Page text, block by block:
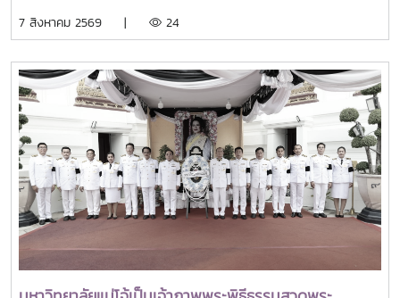
ได้รับเกียรติจาก ศาสตราจารย์ ดร.ยศชนัน วงศ์สวัสดิ์ รองนายก
วิทยาศาสตร์ วิจัยและนวัตกรรม เป็นประธานเปิดงาน ณ โรงแรม
เซ็นทารา แกรนด์ แอท เซ็นทรัลพลาซ่าลาดพร้าว กทม.สำหรับ
การประชุม Thai University Presidential Forum 2026 มี
นายดนุพร ปุณณกันต์ ผู้ช่วยรัฐมนตรีประจำกระทรวง อว.
ทพญ.ศรีญาดา ปาลิมาพันธ์ ที่ปรึกษา รมว.อว. ศ.ดร.ศุภชัย
ปทุมนากุล ปลัดกระทรวง อว. ดร.พันธุ์เพิ่มศักดิ์ อารุณี รองปลัด
กระทรวง อว. นางศรินยา สาขากร ผู้ช่วยปลัดกระทรวง อว.
คณะผู้บริหารหน่วยงานในกระทรวง อว. Professor Tan Eng
Chye, President, National University of Singapore
Professor Yang Bin , Vice Chancellor, Tsinghua
University Council Professor Tan Eng Chye อธิการบดี
7 สิงหาคม 2569 | 24